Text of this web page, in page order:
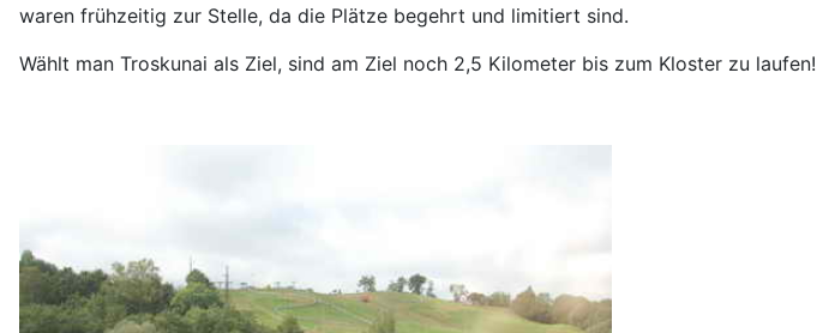
waren frühzeitig zur Stelle, da die Plätze begehrt und limitiert sind.
Wählt man Troskunai als Ziel, sind am Ziel noch 2,5 Kilometer bis zum Kloster zu laufen!